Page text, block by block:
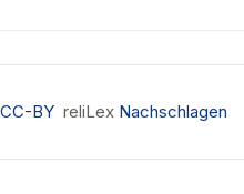
CC-BY reliLex Nachschlagen